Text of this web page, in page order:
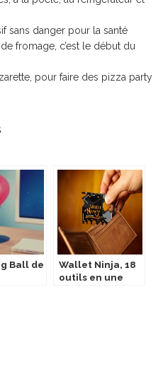
sans danger pour la santé
fromage, c’est le début du
, pour faire des pizza party
Ball de
Wallet Ninja, 18
outils en une